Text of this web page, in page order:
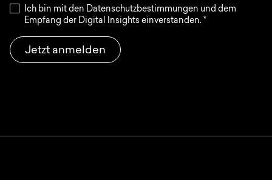
Ich bin mit den Datenschutzbestimmungen und dem
Empfang der Digital Insights einverstanden. *
Jetzt anmelden